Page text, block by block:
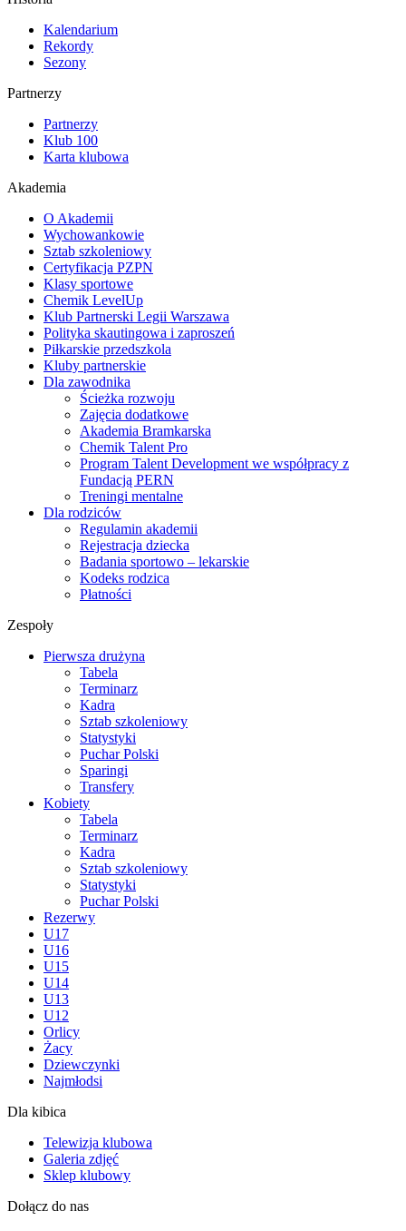
Kalendarium
Rekordy
Sezony
Partnerzy
Partnerzy
Klub 100
Karta klubowa
Akademia
O Akademii
Wychowankowie
Sztab szkoleniowy
Certyfikacja PZPN
Klasy sportowe
Chemik LevelUp
Klub Partnerski Legii Warszawa
Polityka skautingowa i zaproszeń
Piłkarskie przedszkola
Kluby partnerskie
Dla zawodnika
Ścieżka rozwoju
Zajęcia dodatkowe
Akademia Bramkarska
Chemik Talent Pro
Program Talent Development we współpracy z
Fundacją PERN
Treningi mentalne
Dla rodziców
Regulamin akademii
Rejestracja dziecka
Badania sportowo – lekarskie
Kodeks rodzica
Płatności
Zespoły
Pierwsza drużyna
Tabela
Terminarz
Kadra
Sztab szkoleniowy
Statystyki
Puchar Polski
Sparingi
Transfery
Kobiety
Tabela
Terminarz
Kadra
Sztab szkoleniowy
Statystyki
Puchar Polski
Rezerwy
U17
U16
U15
U14
U13
U12
Orlicy
Żacy
Dziewczynki
Najmłodsi
Dla kibica
Telewizja klubowa
Galeria zdjęć
Sklep klubowy
Dołącz do nas